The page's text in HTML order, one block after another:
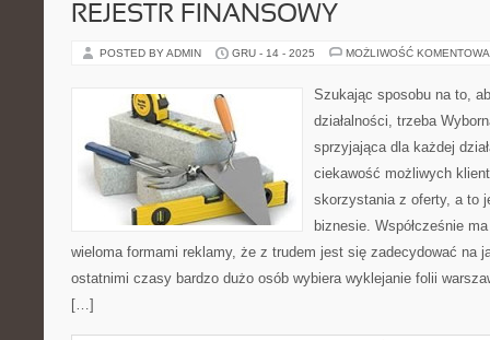
REJESTR FINANSOWY
POSTED BY ADMIN GRU - 14 - 2025 MOŻLIWOŚĆ
Szukając sposobu na to,
działalności, trzeba
sprzyjająca dla każdej
ciekawość możliwych
skorzystania z oferty, a to
biznesie. Współcześnie
wieloma formami reklamy, że z trudem jest się zadecydować na
ostatnimi czasy bardzo dużo osób wybiera wyklejanie folii
[…]